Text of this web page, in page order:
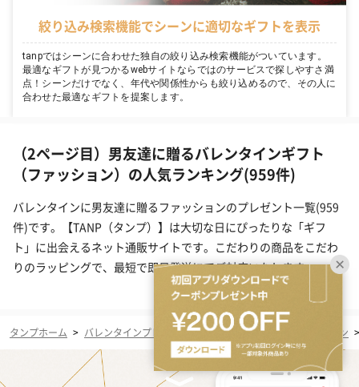
絞り込み検索機能でシーンに適切なギフトを表示
tanpではシーンに合わせた独自の絞り込み検索機能がついています。
最適なギフトが見つかるwebサイトならではのサービスで探しやすさ満
点！シーンだけでなく、年代や関係性からも絞り込めるので、その人に
合わせた最適なギフトを提案します。
（2ページ目）男友達に贈るバレンタインギフト
（ファッション）の人気ランキング(959件)
バレンタインに男友達に贈るファッションのプレゼント一覧(959
件)です。【TANP（タンプ）】は大切な日にぴったりな「ギフ
ト」に出会えるネット通販サイトです。こだわりの商品をこだわ
りのラッピングで、最短で即日発送にてご対応いたします。
タンプホーム > バレンタインプレゼント・ギフト > 男友達 ファッション